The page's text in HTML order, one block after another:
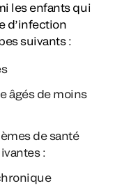
les enfants qui
d’infection
suivants :
âgés de moins
de santé
: